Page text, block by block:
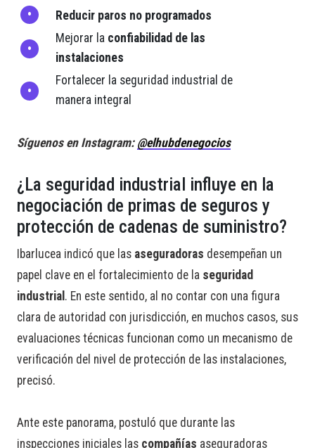
Reducir paros no programados
Mejorar la confiabilidad de las
instalaciones
Fortalecer la seguridad industrial de
manera integral
Síguenos en Instagram: @elhubdenegocios
¿La seguridad industrial influye en la
negociación de primas de seguros y
protección de cadenas de suministro?
Ibarlucea indicó que las aseguradoras desempeñan un
papel clave en el fortalecimiento de la seguridad
industrial . En este sentido, al no contar con una figura
clara de autoridad con jurisdicción, en muchos casos, sus
evaluaciones técnicas funcionan como un mecanismo de
verificación del nivel de protección de las instalaciones,
precisó.
Ante este panorama, postuló que durante las
inspecciones iniciales las compañías aseguradoras